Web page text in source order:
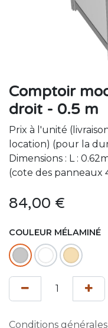
Comptoir
droit - 0.5 m
Prix à l'unité
location) (pour la
Dimensions : L :
(cote des panneaux
84,00 €
COULEUR MÉLAMINÉ
Conditions générales